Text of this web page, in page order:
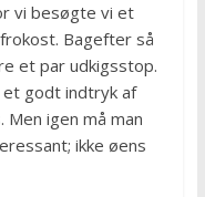
vi besøgte vi et
Bagefter så
et par udkigsstop.
godt indtryk af
igen må man
ikke øens